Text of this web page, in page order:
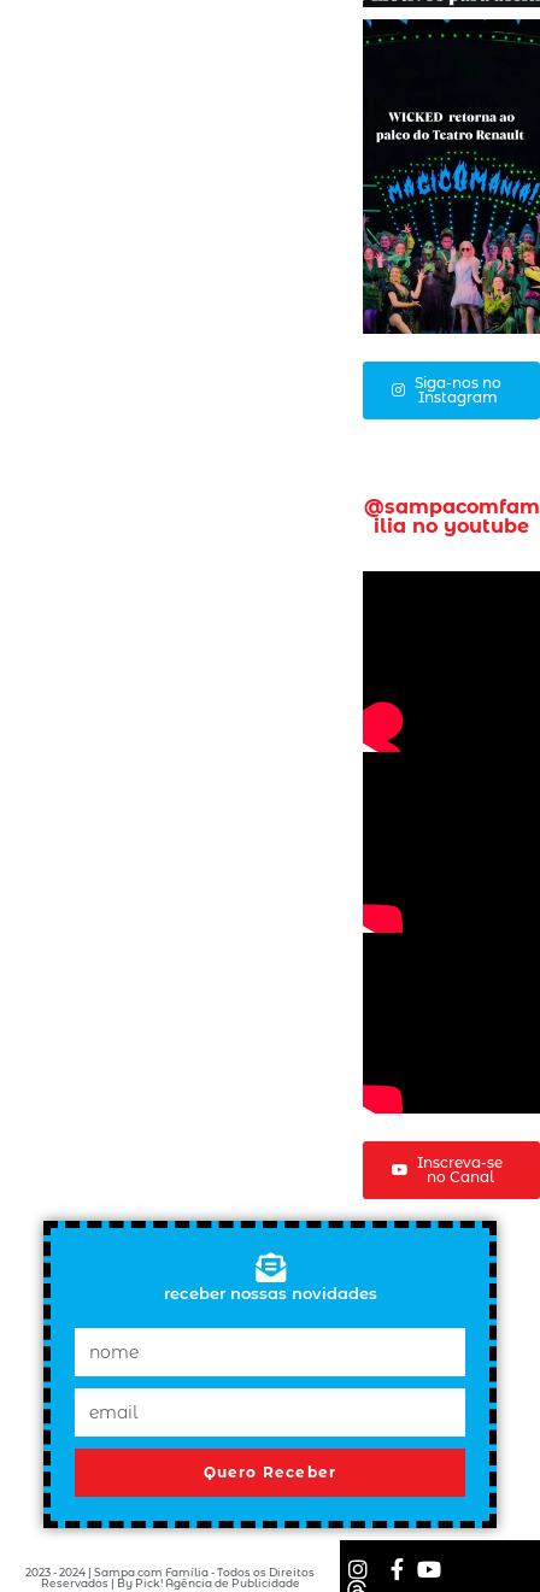
Siga-nos no
Instagram
@sampacomfam
ilia no youtube
Inscreva-se
no Canal
receber nossas novidades
Quero Receber
2023 - 2024 | Sampa com Família - Todos os Direitos
Reservados | By Pick! Agência de Publicidade